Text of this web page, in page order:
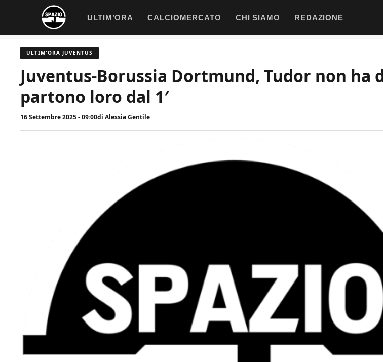
contenuto
ULTIM’ORA CALCIOMERCATO CHI SIAMO REDAZIONE
ULTIM'ORA JUVENTUS
Juventus-Borussia Dortmund, Tudor non ha
partono loro dal 1′
16 Settembre 2025 - 09:00di Alessia Gentile